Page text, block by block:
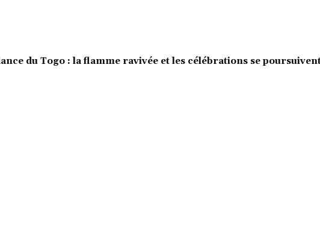
du Togo : la flamme ravivée et les célébrations se